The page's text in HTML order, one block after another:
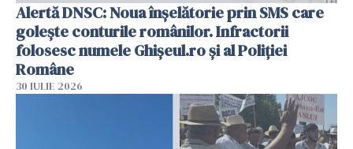
Alertă DNSC: Noua înșelătorie prin SMS care
golește conturile românilor. Infractorii
folosesc numele Ghișeul.ro și al Poliției
Române
30 IULIE 2026